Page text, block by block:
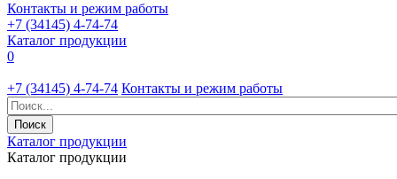
Контакты и режим работы
+7 (34145) 4-74-74
Каталог продукции
0
+7 (34145) 4-74-74 Контакты и режим работы
Каталог продукции
Каталог продукции